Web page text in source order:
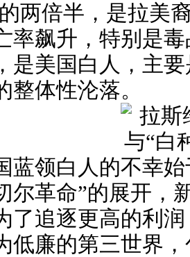
两倍半，是拉美
率飙升，特别是
是美国白人，主
整体性沦落。
蓝领白人的不幸
尔革命”的展开，
了追逐更高的利
低廉的第三世界